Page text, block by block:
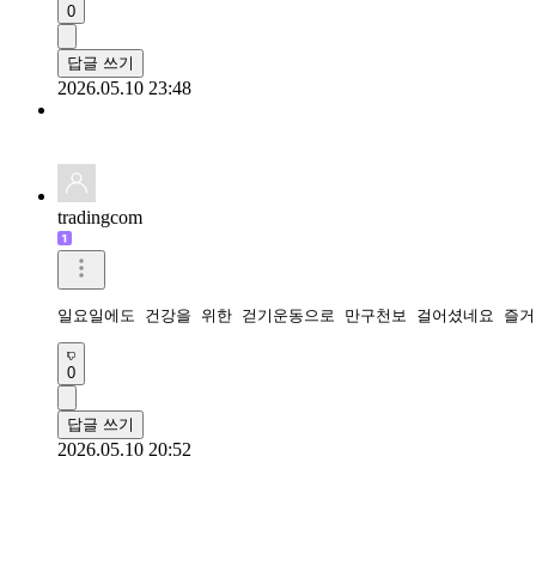
0
답글 쓰기
2026.05.10 23:48
tradingcom
일요일에도 건강을 위한 걷기운동으로 만구천보 걸어셨네요 즐
0
답글 쓰기
2026.05.10 20:52